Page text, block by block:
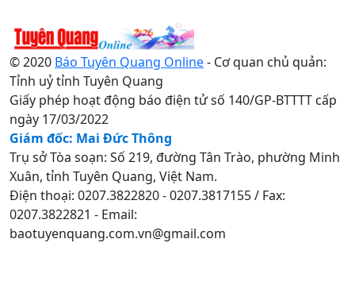
© 2020 Báo Tuyên Quang Online- Cơ quan chủ quản:
Tỉnh uỷ tỉnh Tuyên Quang
Giấy phép hoạt động báo điện tử số 140/GP-BTTTT cấp
ngày 17/03/2022
Giám đốc: Mai Đức Thông
Trụ sở Tòa soạn: Số 219, đường Tân Trào, phường Minh
Xuân, tỉnh Tuyên Quang, Việt Nam.
Điện thoại: 0207.3822820 - 0207.3817155 / Fax:
0207.3822821 - Email:
baotuyenquang.com.vn@gmail.com